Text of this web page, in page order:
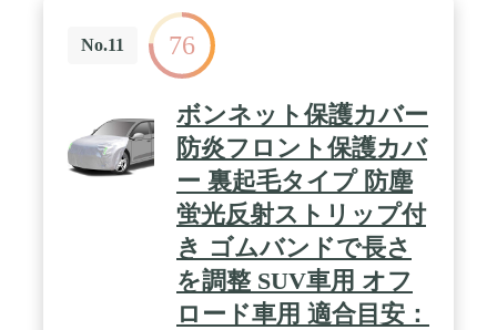
ーロープと比べると、弾性、耐久性は2つのレベル
に上昇しました。また、車体カバーの前後に伸縮性
のあるゴム裾、自動車をしっかり包み込む大きさで
耐強風性も抜群です！強風や激しい雪が来た場合、
車ボディカバーは風に飛ばされません。台風も十分
に対応可能です。雪対策の強い味方！ / 🔥【夜間駐
車の安全性UP・サイドドア開閉・引き裂きに強い】
🔥カーカバーの前後6つの蛍光反射ライン付き、視
認性が高く、500mのところから車カバーの確認可
能、夜間の路上駐車の安全性を大幅に向上させ、ご
愛車を全面的保護することができます。また、自動
車カバー運転手席の方は開閉できる設計され、側面
にはジッパーがあり、忘れ物があれば、カバー全体
を外す必要がなく、出入り非常に便利です。これは
多機能の車体カバー、安心・安全なカーライフを送
ることができます！ / 🔥【耐久性強い・四季兼用・
No.11 76
ボンネット保護カバー
防炎フロント保護カバ
ー 裏起毛タイプ 防塵
蛍光反射ストリップ付
き ゴムバンドで長さ
を調整 SUV車用 オフ
ロード車用 適合目安：